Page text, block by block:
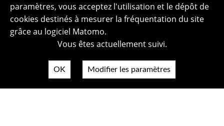
paramètres, vous acceptez l'utilisation et le dépôt de
cookies destinés à mesurer la fréquentation du site
grâce au logiciel Matomo.
Vous êtes actuellement suivi.
OK Modifier les paramètres